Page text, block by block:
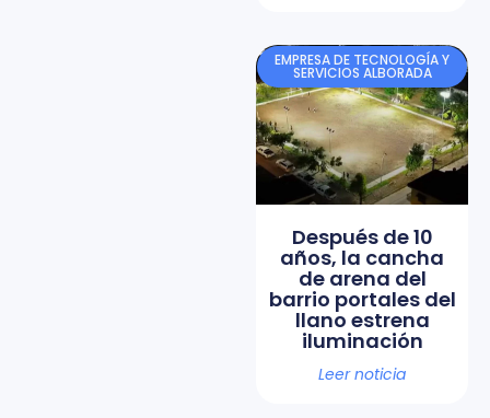
EMPRESA DE TECNOLOGÍA Y
SERVICIOS ALBORADA
Después de 10
años, la cancha
de arena del
barrio portales del
llano estrena
iluminación
Leer noticia